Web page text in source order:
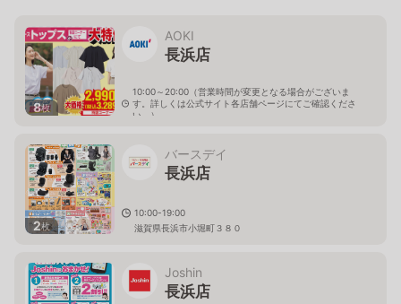
8枚
AOKI
長浜店
10:00～20:00（営業時間が変更となる場合がございま
す。詳しくは公式サイト各店舗ページにてご確認くださ
い。）
2枚
バースデイ
長浜店
10:00-19:00
滋賀県長浜市小堀町３８０
Joshin
長浜店